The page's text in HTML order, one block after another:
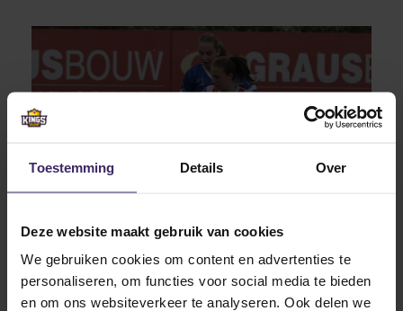
Toestemming Details Over
Deze website maakt gebruik van cookies
We gebruiken cookies om content en advertenties te
personaliseren, om functies voor social media te bieden
en om ons websiteverkeer te analyseren. Ook delen we